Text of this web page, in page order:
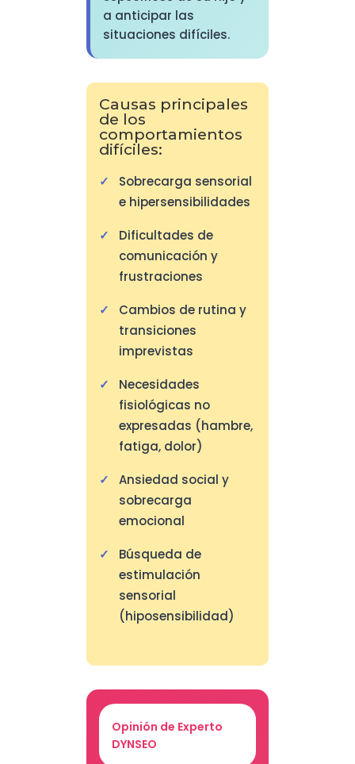
a anticipar las
situaciones difíciles.
Causas principales
de los
comportamientos
difíciles:
Sobrecarga sensorial
e hipersensibilidades
Dificultades de
comunicación y
frustraciones
Cambios de rutina y
transiciones
imprevistas
Necesidades
fisiológicas no
expresadas (hambre,
fatiga, dolor)
Ansiedad social y
sobrecarga
emocional
Búsqueda de
estimulación
sensorial
(hiposensibilidad)
Opinión de Experto
DYNSEO